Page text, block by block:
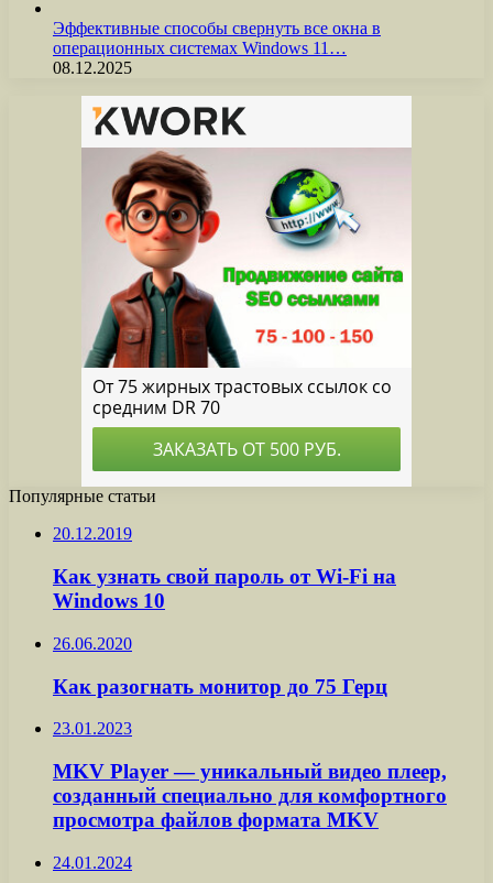
Эффективные способы свернуть все окна в
операционных системах Windows 11…
08.12.2025
Популярные статьи
20.12.2019
Как узнать свой пароль от Wi-Fi на
Windows 10
26.06.2020
Как разогнать монитор до 75 Герц
23.01.2023
MKV Player — уникальный видео плеер,
созданный специально для комфортного
просмотра файлов формата MKV
24.01.2024